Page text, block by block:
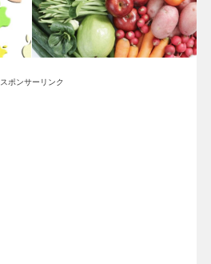
スポンサーリンク